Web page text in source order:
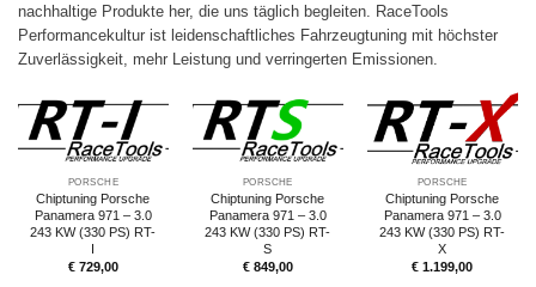
nachhaltige Produkte her, die uns täglich begleiten. RaceTools
Performancekultur ist leidenschaftliches Fahrzeugtuning mit höchster
Zuverlässigkeit, mehr Leistung und verringerten Emissionen.
PORSCHE
Chiptuning Porsche
Panamera 971 – 3.0
243 KW (330 PS) RT-
I
€729,00
PORSCHE
Chiptuning Porsche
Panamera 971 – 3.0
243 KW (330 PS) RT-
S
€849,00
PORSCHE
Chiptuning Porsche
Panamera 971 – 3.0
243 KW (330 PS) RT-
X
€ 1.199,00